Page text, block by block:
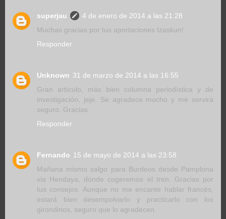
superjau
4 de enero de 2014 a las 21:28
Muchas gracias por tus aportaciones Izaskun!
Responder
Unknown 31 de marzo de 2014 a las 16:55
Gran artículo, más bien columna periodística y de
investigación, jeje. Se agradece mucho y me servirá
seguro. Gracias
Responder
Fernando 15 de mayo de 2014 a las 23:58
Mañana mismo salgo para Burdeos desde Pamplona
via Hendaya, donde cogeremos el tren. Gracias por
tus consejos. Aunque no me encante hablar francés,
estará bien desempolvarlo y practicarlo con los
girondinos, seguro que lo agradecen.